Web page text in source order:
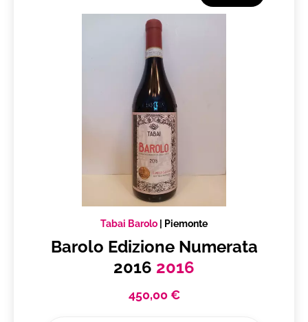
Tabai Barolo Piemonte
Barolo Edizione Numerata
2016 2016
450,00 €
Tabai Barolo
Vuoi ricevere i tuoi prodotti in
Italia
Subtotale0,00 €
Totale0.00€